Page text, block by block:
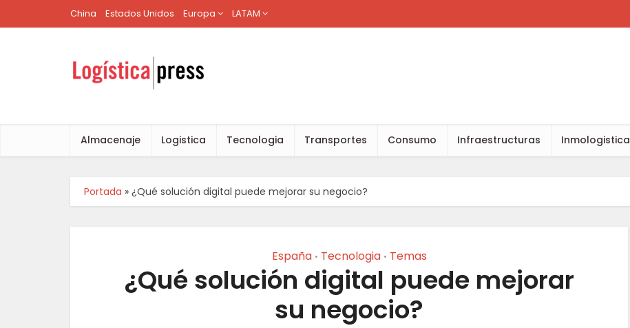
China Estados Unidos Europa LATAM
Almacenaje Logistica Tecnologia Transportes Consumo Infraestructuras Inmologistica
Portada » ¿Qué solución digital puede mejorar su negocio?
España • Tecnologia • Temas
¿Qué solución digital puede mejorar
su negocio?